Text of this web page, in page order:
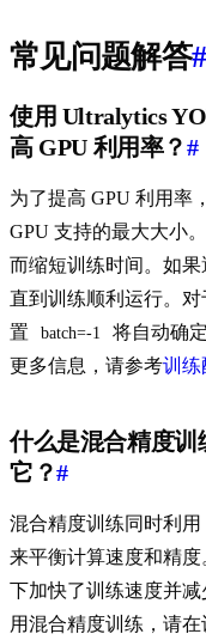
常见问题解答#
使用 Ultralytics
高 GPU 利用率？#
为了提高 GPU 利用率
GPU 支持的最大大小
而缩短训练时间。如果
直到训练顺利运行。
置
batch=-1
将自动确
更多信息，请参考训练
什么是混合精度训
它？#
混合精度训练同时利用
来平衡计算速度和精
下加快了训练速度并
用混合精度训练，请